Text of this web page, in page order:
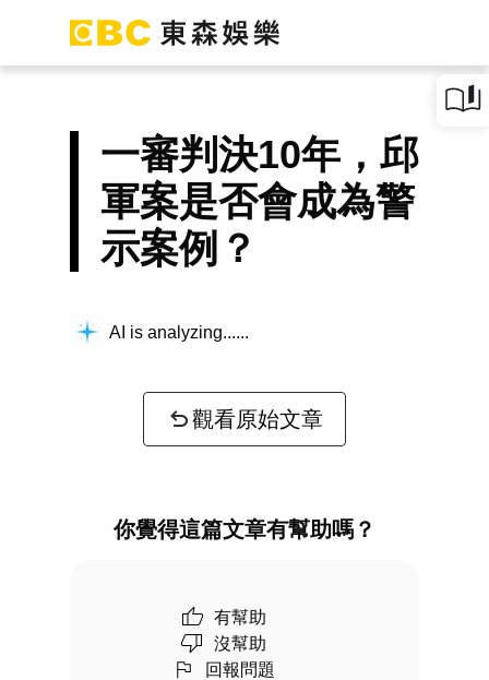
一審判決10年，邱
軍案是否會成為警
示案例？
AI is analyzing...
觀看原始文章
你覺得這篇文章有幫助嗎？
有幫助
沒幫助
回報問題